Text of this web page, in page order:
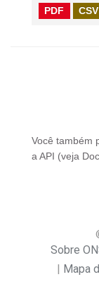
PDF CSV
Você também
a API (veja
Sobre
Mapa